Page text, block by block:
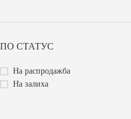
ПО СТАТУС
На распродажба
На залиха